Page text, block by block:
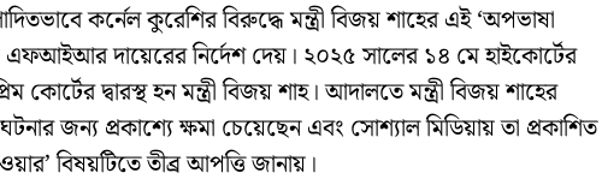
কর্নেল কুরেশির বিরুদ্ধে মন্ত্রী বিজয় শাহের এই ‘অপভাষা
এফআইআর দায়েরের নির্দেশ দেয়। ২০২৫ সালের ১৪ মে হাইকোর্টের
কোর্টের দ্বারস্থ হন মন্ত্রী বিজয় শাহ। আদালতে মন্ত্রী বিজয় শাহের
জন্য প্রকাশ্যে ক্ষমা চেয়েছেন এবং সোশ্যাল মিডিয়ায় তা প্রকাশিত
বিষয়টিতে তীব্র আপত্তি জানায়।